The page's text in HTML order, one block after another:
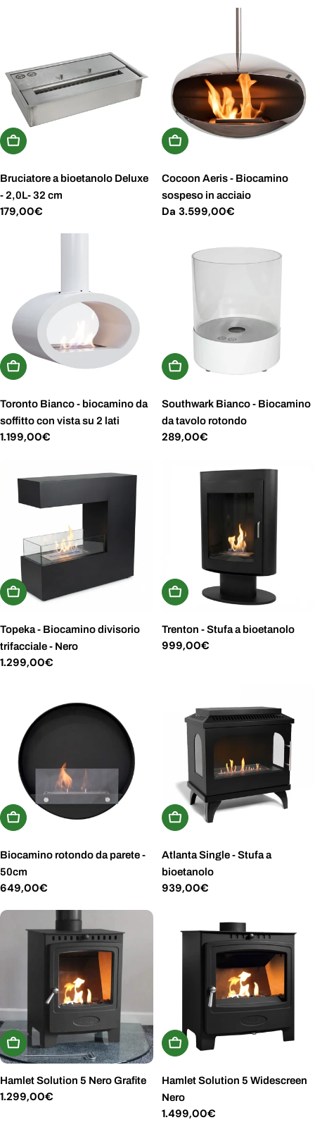
Aggiungi Al Carrello
Bruciatore a bioetanolo Deluxe
- 2,0L- 32 cm
Prezzo
179,00€
Scegli Le Opzioni
Cocoon Aeris - Biocamino
sospeso in acciaio
Prezzo
Da 3.599,00€
Scegli Le Opzioni
Toronto Bianco - biocamino da
soffitto con vista su 2 lati
Prezzo
1.199,00€
Aggiungi Al Carrello
Southwark Bianco - Biocamino
da tavolo rotondo
Prezzo
289,00€
Aggiungi Al Carrello
Topeka - Biocamino divisorio
trifacciale - Nero
Prezzo
1.299,00€
Aggiungi Al Carrello
Trenton - Stufa a bioetanolo
Prezzo
999,00€
Aggiungi Al Carrello
Biocamino rotondo da parete -
50cm
Prezzo
649,00€
Aggiungi Al Carrello
Atlanta Single - Stufa a
bioetanolo
Prezzo
939,00€
Aggiungi Al Carrello
Hamlet Solution 5 Nero Grafite
Prezzo
1.299,00€
Aggiungi Al Carrello
Hamlet Solution 5 Widescreen
Nero
Prezzo
1.499,00€